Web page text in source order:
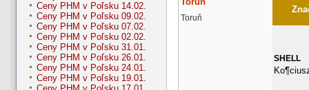
Ceny PHM v Poľsku 14.02.
Ceny PHM v Poľsku 09.02.
Ceny PHM v Poľsku 07.02.
Ceny PHM v Poľsku 02.02.
Ceny PHM v Poľsku 31.01.
Ceny PHM v Poľsku 26.01.
Ceny PHM v Poľsku 24.01.
Ceny PHM v Poľsku 19.01.
Toruň
SHELL